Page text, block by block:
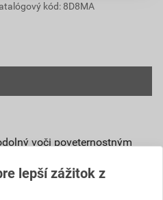
kód: 8D8MA
voči poveternostným
vplyvom, UV
lepší zážitok z